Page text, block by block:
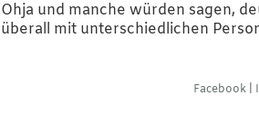
Ohja und manche würden sagen,
überall mit unterschiedlichen
Facebook |